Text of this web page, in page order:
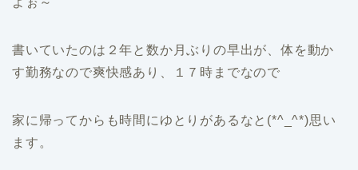
書いていたのは２年と数か月ぶりの早出が、体を動か
す勤務なので爽快感あり、１７時までなので
家に帰ってからも時間にゆとりがあるなと(*^_^*)思い
ます。